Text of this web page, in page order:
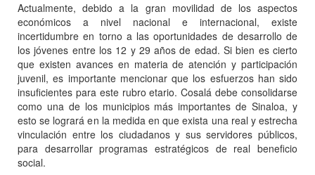
Actualmente, debido a la gran movilidad de los aspectos
económicos a nivel nacional e internacional, existe
incertidumbre en torno a las oportunidades de desarrollo de
los jóvenes entre los 12 y 29 años de edad. Si bien es cierto
que existen avances en materia de atención y participación
juvenil, es importante mencionar que los esfuerzos han sido
insuficientes para este rubro etario. Cosalá debe consolidarse
como una de los municipios más importantes de Sinaloa, y
esto se logrará en la medida en que exista una real y estrecha
vinculación entre los ciudadanos y sus servidores públicos,
para desarrollar programas estratégicos de real beneficio
social.